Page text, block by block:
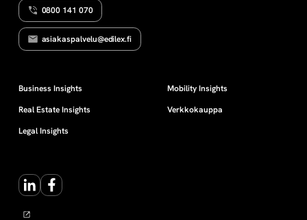
0800 141 070
asiakaspalvelu@edilex.fi
Business Insights
Real Estate Insights
Legal Insights
Mobility Insights
Verkkokauppa
LinkedInFacebook